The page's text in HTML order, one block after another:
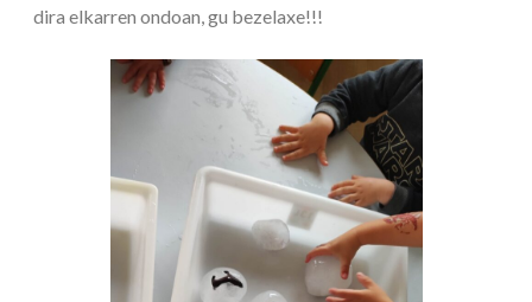
dira elkarren ondoan, gu bezelaxe!!!